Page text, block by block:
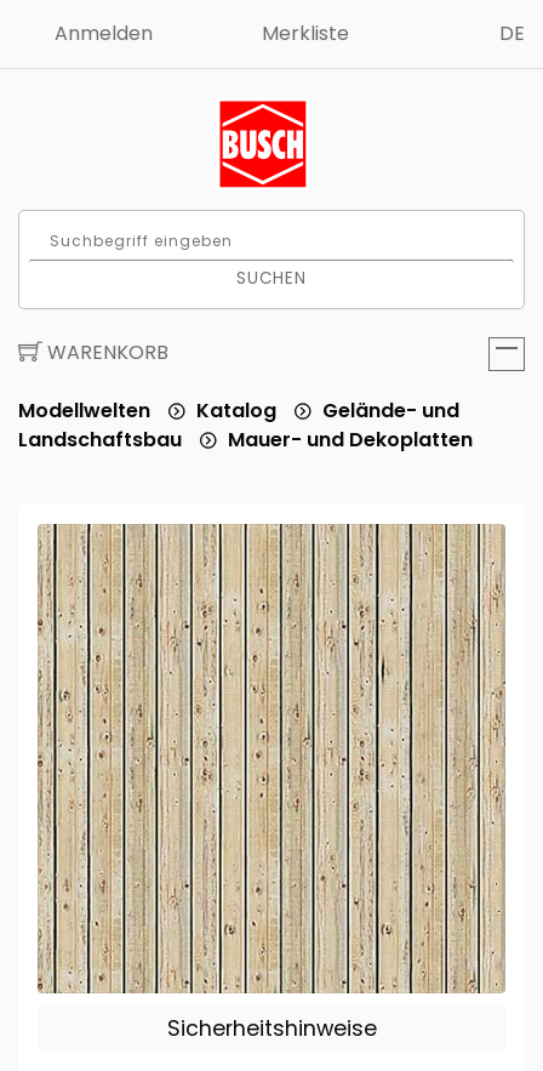
Anmelden Merkliste DE
SUCHEN
WARENKORB
Modellwelten Katalog
Gelände- und
Landschaftsbau
Mauer- und Dekoplatten
Sicherheitshinweise